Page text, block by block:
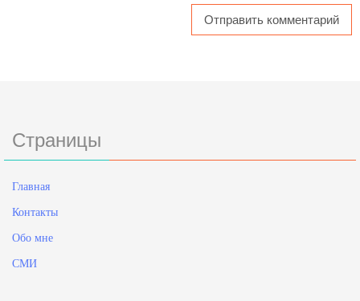
Страницы
Главная
Контакты
Обо мне
СМИ